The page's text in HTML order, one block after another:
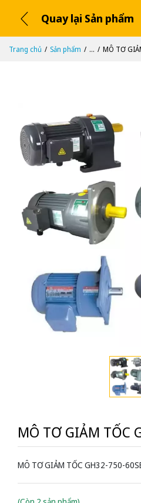
Quay lại Sản phẩm
Trang chủ Sản phẩm ... MÔ TƠ
MÔ TƠ GIẢM TỐC
MÔ TƠ GIẢM TỐC GH32-750-